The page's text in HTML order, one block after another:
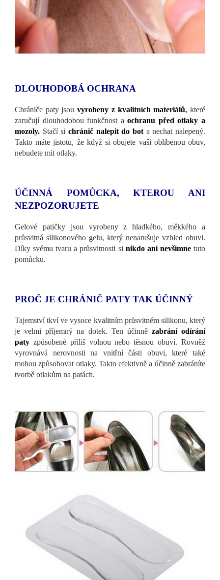
DLOUHODOBÁ OCHRANA
Chrániče paty jsouvyrobeny z kvalitních materiálů, které
zaručují dlouhodobou funkčnost aochranu před otlaky a
mozoly. Stačí sichránič nalepit do bot a nechat nalepený.
Takto máte jistotu, že když si obujete vaši oblíbenou obuv,
nebudete mít otlaky.
ÚČINNÁ POMŮCKA, KTEROU ANI
NEZPOZORUJETE
Gelové patičky jsou vyrobeny z hladkého, měkkého a
průsvitná silikonového gelu, který nenarušuje vzhled obuvi.
Díky svému tvaru a průsvitnosti si nikdo ani nevšimnetuto
pomůcku.
PROČ JE CHRÁNIČ PATY TAK ÚČINNÝ
Tajemství tkví ve vysoce kvalitním průsvitném silikonu, který
je velmi příjemný na dotek. Ten účinně zabrání odírání
paty způsobené příliš volnou nebo těsnou obuví. Rovněž
vyrovnává nerovnosti na vnitřní části obuvi, které také
mohou způsobovat otlaky. Takto efektivně a účinně zabráníte
tvorbě otlakům na patách.